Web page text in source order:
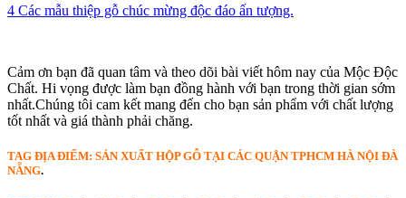
4 Các mẫu thiệp gỗ chúc mừng độc đáo ấn tượng.
Cảm ơn bạn đã quan tâm và theo dõi bài viết hôm nay của Mộc Độc
Chất. Hi vọng được làm bạn đồng hành với bạn trong thời gian sớm
nhất.Chúng tôi cam kết mang đến cho bạn sản phẩm với chất lượng
tốt nhất và giá thành phải chăng.
TAG ĐỊA ĐIỂM: SẢN XUẤT HỘP GỖ TẠI CÁC QUẬN TPHCM HÀ NỘI ĐÀ
NẴNG.